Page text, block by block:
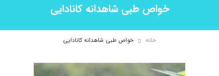
خواص طبی شاهدانه کانادایی
خانه خواص طبی شاهدانه کانادایی